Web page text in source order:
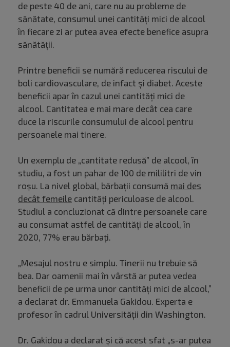
de peste 40 de ani, care nu au probleme de
sănătate, consumul unei cantități mici de alcool
în fiecare zi ar putea avea efecte benefice asupra
sănătății.
Printre beneficii se numără reducerea riscului de
boli cardiovasculare, de infact și diabet. Aceste
beneficii apar în cazul unei cantități mici de
alcool. Cantitatea e mai mare decât cea care
duce la riscurile consumului de alcool pentru
persoanele mai tinere.
Un exemplu de „cantitate redusă” de alcool, în
studiu, a fost un pahar de 100 de mililitri de vin
roșu. La nivel global, bărbații consumă mai des
decât femeile cantități periculoase de alcool.
Studiul a concluzionat că dintre persoanele care
au consumat astfel de cantități de alcool, în
2020, 77% erau bărbați.
„Mesajul nostru e simplu. Tinerii nu trebuie să
bea. Dar oamenii mai în vârstă ar putea vedea
beneficii de pe urma unor cantități mici de alcool,”
a declarat dr. Emmanuela Gakidou. Experta e
profesor în cadrul Universității din Washington.
Dr. Gakidou a declarat și că acest sfat „s-ar putea